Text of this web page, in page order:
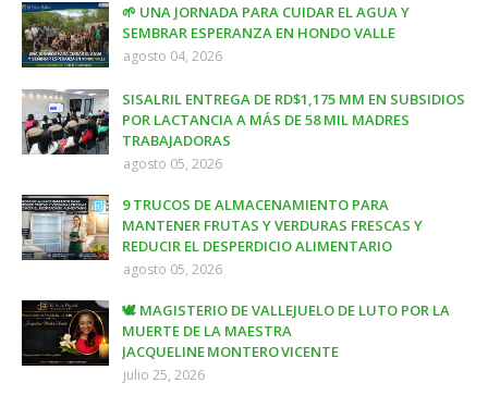
🌱 UNA JORNADA PARA CUIDAR EL AGUA Y
SEMBRAR ESPERANZA EN HONDO VALLE
agosto 04, 2026
SISALRIL ENTREGA DE RD$1,175 MM EN SUBSIDIOS
POR LACTANCIA A MÁS DE 58 MIL MADRES
TRABAJADORAS
agosto 05, 2026
9 TRUCOS DE ALMACENAMIENTO PARA
MANTENER FRUTAS Y VERDURAS FRESCAS Y
REDUCIR EL DESPERDICIO ALIMENTARIO
agosto 05, 2026
🕊️ MAGISTERIO DE VALLEJUELO DE LUTO POR LA
MUERTE DE LA MAESTRA
JACQUELINE MONTERO VICENTE
julio 25, 2026